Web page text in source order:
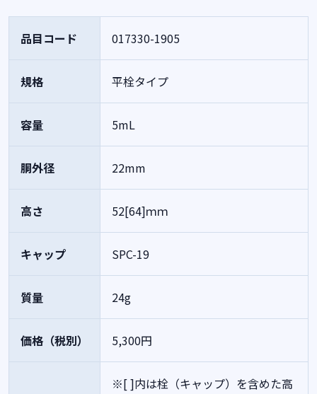
品目コード 017330-1905
規格 平栓タイプ
容量 5mL
胴外径 22mm
高さ 52[64]ｍｍ
キャップ SPC-19
質量 24g
価格（税別） 5,300円
※[ ]内は栓（キャップ）を含めた高